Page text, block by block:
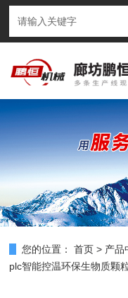
您的位置： 首页 > 产品
plc智能控温环保生物质颗